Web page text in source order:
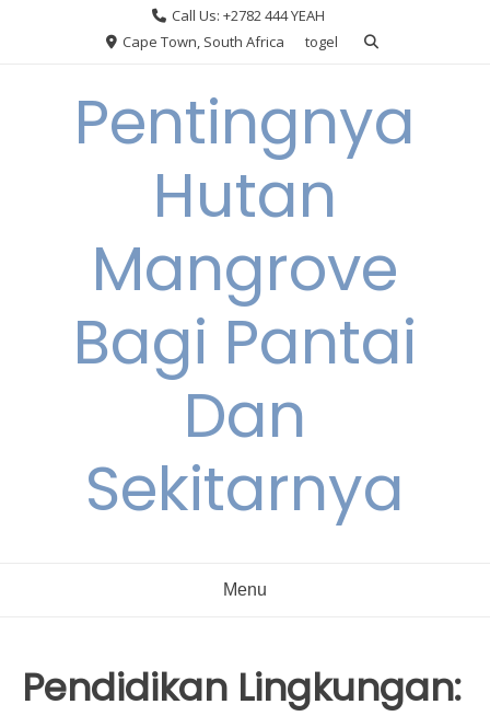
Call Us: +2782 444 YEAH
Cape Town, South Africa
togel
Pentingnya
Hutan
Mangrove
Bagi Pantai
Dan
Sekitarnya
Menu
Pendidikan Lingkungan: